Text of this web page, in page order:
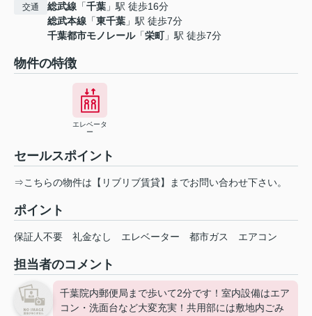
交通 総武線 「千葉 」駅 徒歩16分
総武本線 「東千葉 」駅 徒歩7分
千葉都市モノレール「栄町」駅 徒歩7分
物件の特徴
エレベータ
ー
セールスポイント
⇒こちらの物件は【リブリブ賃貸】までお問い合わせ下さい。
ポイント
保証人不要 礼金なし エレベーター 都市ガス エアコン
担当者のコメント
千葉院内郵便局まで歩いて2分です！室内設備はエア
コン・洗面台など大変充実！共用部には敷地内ごみ